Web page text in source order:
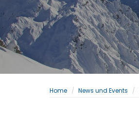
Home News und Events